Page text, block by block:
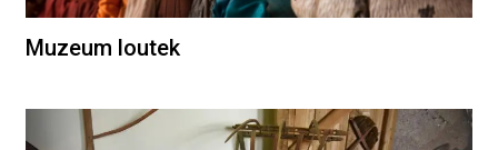
Muzeum loutek